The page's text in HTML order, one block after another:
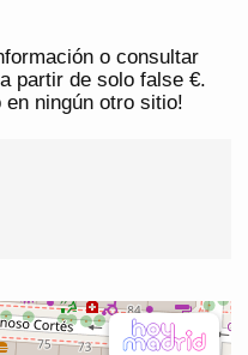
o consultar
partir de solo false €.
en ningún otro sitio!